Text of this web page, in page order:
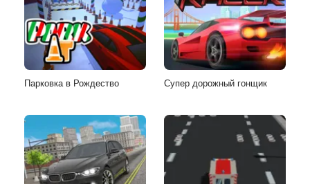
Парковка в Рождество Супер дорожный гонщик